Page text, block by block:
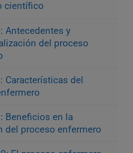
científico
Antecedentes y
del proceso
Características del
Beneficios en la
del proceso enfermero